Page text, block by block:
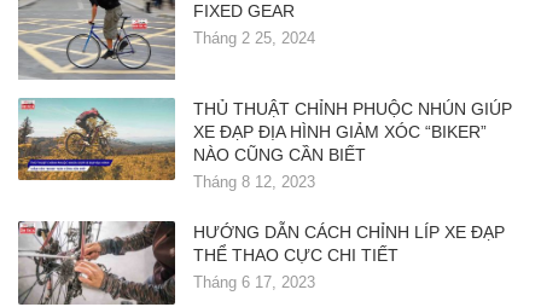
FIXED GEAR
Tháng 2 25, 2024
THỦ THUẬT CHỈNH PHUỘC NHÚN GIÚP
XE ĐẠP ĐỊA HÌNH GIẢM XÓC “BIKER”
NÀO CŨNG CẦN BIẾT
Tháng 8 12, 2023
HƯỚNG DẪN CÁCH CHỈNH LÍP XE ĐẠP
THỂ THAO CỰC CHI TIẾT
Tháng 6 17, 2023